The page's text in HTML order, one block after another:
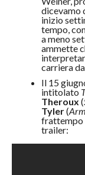
dicevamo
inizio
tempo,
a meno
ammette
carriera da
Il 15
intitolato
Theroux (
Tyler(
frattempo
trailer: